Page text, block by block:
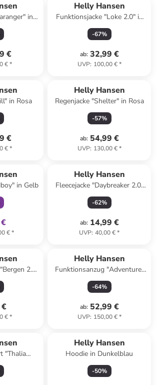
in
€
€*
Helly Hansen
Funktionsjacke "Loke 2.0" in
Lachs
-67%
ab: 32,99 €
UVP: 100,00 €*
in Rosa
€
€*
Helly Hansen
Regenjacke "Shelter" in Rosa
-57%
ab: 54,99 €
UVP: 130,00 €*
in Gelb
€*
Helly Hansen
Fleecejacke "Daybreaker 2.0"
in Türkis
-62%
ab: 14,99 €
UVP: 40,00 €*
2.0"
€*
Helly Hansen
Funktionsanzug "Adventure"
in Dunkelblau
-64%
ab: 52,99 €
UVP: 150,00 €*
"Thalia
Pink
Helly Hansen
Hoodie in Dunkelblau
-50%